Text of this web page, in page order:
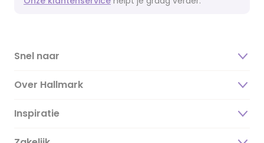
Snel naar
Over Hallmark
Over ons
Duurzaamheid
Inspiratie